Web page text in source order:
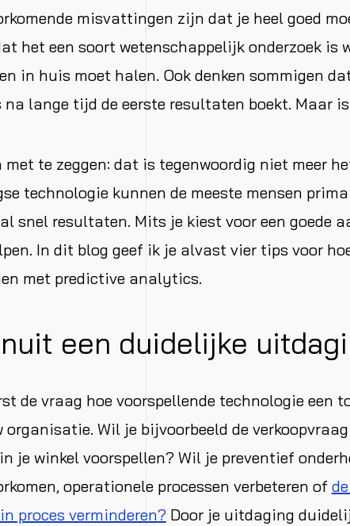
misvattingen zijn dat je heel goed
het een soort wetenschappelijk onderzoek is
in huis moet halen. Ook denken sommigen
na lange tijd de eerste resultaten boekt. Maar
te zeggen: dat is tegenwoordig niet meer
technologie kunnen de meeste mensen
snel resultaten. Mits je kiest voor een goede
In dit blog geef ik je alvast vier tips voor
met predictive analytics.
een duidelijke
de vraag hoe voorspellende technologie een
Wil je bijvoorbeeld de
je winkel voorspellen? Wil je preventief
operationele processen verbeteren of
proces verminderen?Door je uitdaging